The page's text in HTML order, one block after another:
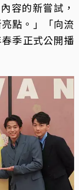
容的新嘗試，
點。」「向流
季正式公開播